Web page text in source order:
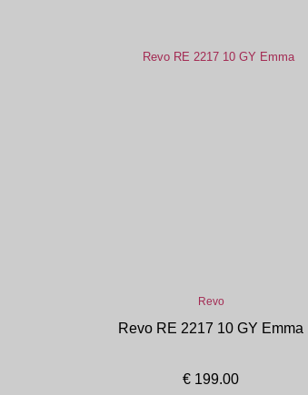
Revo
Revo RE 2217 10 GY Emma
€ 199.00